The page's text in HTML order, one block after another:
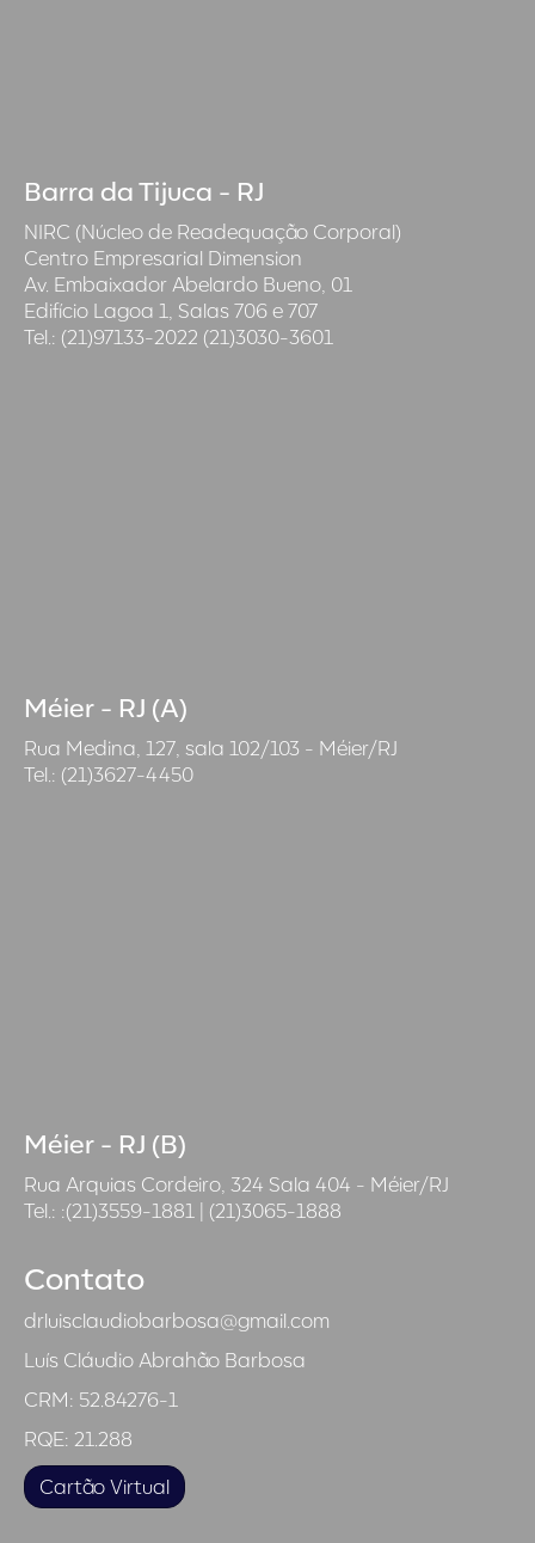
Barra da Tijuca - RJ
NIRC (Núcleo de Readequação Corporal)
Centro Empresarial Dimension
Av. Embaixador Abelardo Bueno, 01
Edifício Lagoa 1, Salas 706 e 707
Tel.: (21)97133-2022 (21)3030-3601
Méier - RJ (A)
Rua Medina, 127, sala 102/103 - Méier/RJ
Tel.: (21)3627-4450
Méier - RJ (B)
Rua Arquias Cordeiro, 324 Sala 404 - Méier/RJ
Tel.: :(21)3559-1881 | (21)3065-1888
Contato
drluisclaudiobarbosa@gmail.com
Luís Cláudio Abrahão Barbosa
CRM: 52.84276-1
RQE: 21.288
Cartão Virtual